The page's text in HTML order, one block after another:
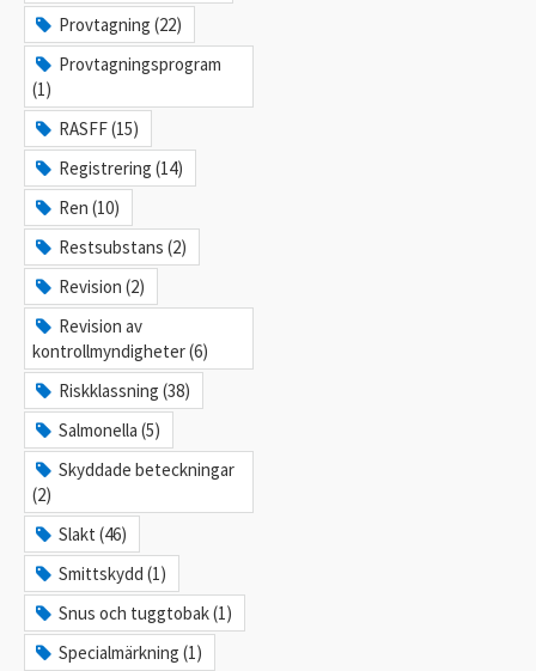
Provtagning (22)
Provtagningsprogram
(1)
RASFF (15)
Registrering (14)
Ren (10)
Restsubstans (2)
Revision (2)
Revision av
kontrollmyndigheter (6)
Riskklassning (38)
Salmonella (5)
Skyddade beteckningar
(2)
Slakt (46)
Smittskydd (1)
Snus och tuggtobak (1)
Specialmärkning (1)